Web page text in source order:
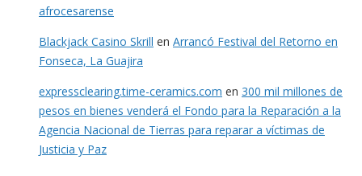
afrocesarense
Blackjack Casino Skrill en Arrancó Festival del Retorno en
Fonseca, La Guajira
expressclearing.time-ceramics.com en 300 mil millones de
pesos en bienes venderá el Fondo para la Reparación a la
Agencia Nacional de Tierras para reparar a víctimas de
Justicia y Paz